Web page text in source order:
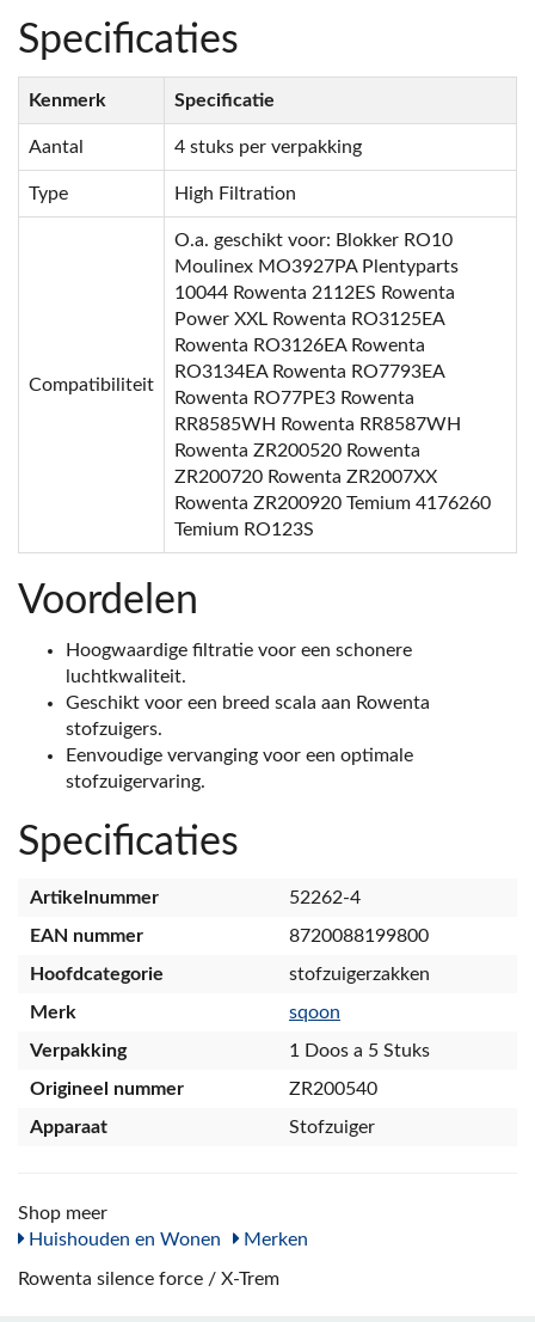
Specificaties
Kenmerk Specificatie
Aantal 4 stuks per verpakking
Type High Filtration
Compatibiliteit
O.a. geschikt voor: Blokker RO10
Moulinex MO3927PA Plentyparts
10044 Rowenta 2112ES Rowenta
Power XXL Rowenta RO3125EA
Rowenta RO3126EA Rowenta
RO3134EA Rowenta RO7793EA
Rowenta RO77PE3 Rowenta
RR8585WH Rowenta RR8587WH
Rowenta ZR200520 Rowenta
ZR200720 Rowenta ZR2007XX
Rowenta ZR200920 Temium 4176260
Temium RO123S
Voordelen
Hoogwaardige filtratie voor een schonere
luchtkwaliteit.
Geschikt voor een breed scala aan Rowenta
stofzuigers.
Eenvoudige vervanging voor een optimale
stofzuigervaring.
Specificaties
Artikelnummer
52262-4
EAN nummer
8720088199800
Hoofdcategorie
stofzuigerzakken
Merk
sqoon
Verpakking
1 Doos a 5 Stuks
Origineel nummer
ZR200540
Apparaat
Stofzuiger
Shop meer
Huishouden en Wonen
Merken
Rowenta silence force / X-Trem